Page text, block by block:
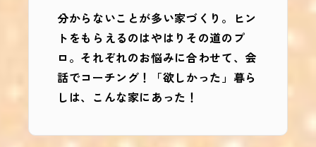
分からないことが多い家づくり。ヒン
トをもらえるのはやはりその道のプ
ロ。それぞれのお悩みに合わせて、会
話でコーチング！「欲しかった」暮ら
しは、こんな家にあった！